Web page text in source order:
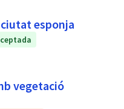
esponja
vegetació